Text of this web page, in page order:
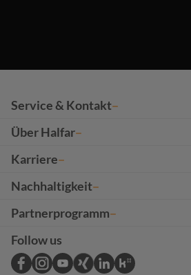
Service & Kontakt
Über Halfar
Karriere
Nachhaltigkeit
Partnerprogramm
Follow us